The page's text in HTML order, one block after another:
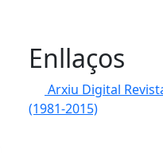
Enllaços
Arxiu Digital
(1981-2015)